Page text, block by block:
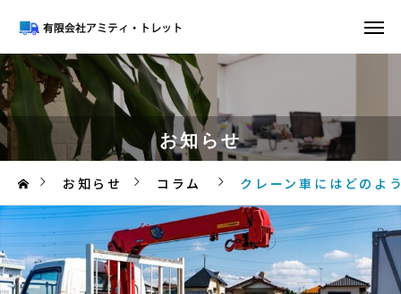
お知らせ
お知らせ コラム クレーン車にはどのよ